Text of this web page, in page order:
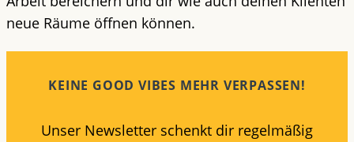
neue Räume öffnen können.
KEINE GOOD VIBES MEHR VERPASSEN!
Unser Newsletter schenkt dir regelmäßig